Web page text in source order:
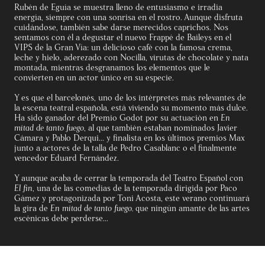
Rubén de Eguía se muestra lleno de entusiasmo e irradia
energía, siempre con una sonrisa en el rostro. Aunque disfruta
cuidándose, también sabe darse merecidos caprichos. Nos
sentamos con él a degustar el nuevo Frappé de Baileys en el
VIPS de la Gran Vía: un delicioso café con la famosa crema,
leche y hielo, aderezado con Nocilla, virutas de chocolate y nata
montada, mientras desgranamos los elementos que le
convierten en un actor único en su especie.
Y es que el barcelonés, uno de los intérpretes más relevantes de
la escena teatral española, está viviendo su momento más dulce.
Ha sido ganador del Premio Godot por su actuación en En
mitad de tanto fuego , al que también estaban nominados Javier
Cámara y Pablo Derqui... y finalista en los últimos premios Max
junto a actores de la talla de Pedro Casablanc o el finalmente
vencedor Eduard Fernández.
Y aunque acaba de cerrar la temporada del Teatro Español con
El fin , una de las comedias de la temporada dirigida por Paco
Gámez y protagonizada por Toni Acosta, este verano continuará
la gira de En mitad de tanto fuego, que ningún amante de las artes
escénicas debe perderse...